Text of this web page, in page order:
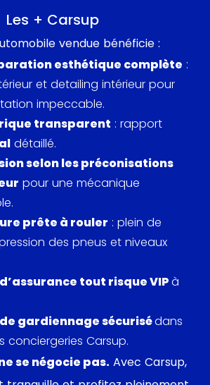
à la berline MKVII, le projet
bien plus léger, avec 1200 lb
Jaguar se devait de
un moteur suffisamment
les 100 mph. Pour ce faire,
testa un moteur 2.0 L XK, trop
moteur 3.4 L en août 1952. Un
cependant son épingle du jeu.
un bloc plus court que le 3.4L, ainsi
Solex permettant de
à 5 750 tr/min. Le projet sera
au Salon de l’Automobile de
octobre 1955, sous le nom officiel
est alors produite en 2 versions,
Equipment. Son test par les
de l’époque révélera une
à environ 102 mph, et la
Les + Carsup
vendue bénéficie :
esthétique complète :
et detailing intérieur pour
impeccable.
transparent : rapport
détaillé.
selon les préconisations
pour une mécanique
prête à rouler : plein de
des pneus et niveaux
d’assurance tout risque VIPà
de gardiennage sécurisédans
conciergeries Carsup.
se négocie pas.Avec Carsup,